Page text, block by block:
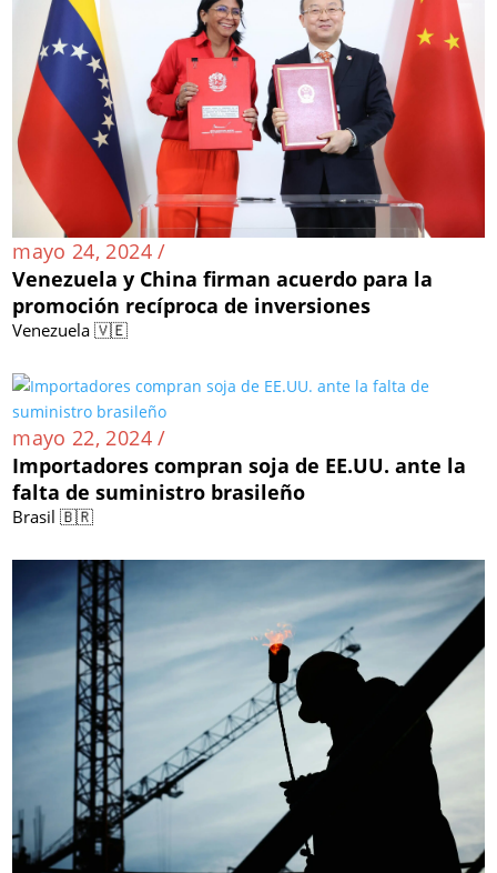
mayo 24, 2024 /
Venezuela y China firman acuerdo para la
promoción recíproca de inversiones
Venezuela 🇻🇪
mayo 22, 2024 /
Importadores compran soja de EE.UU. ante la
falta de suministro brasileño
Brasil 🇧🇷